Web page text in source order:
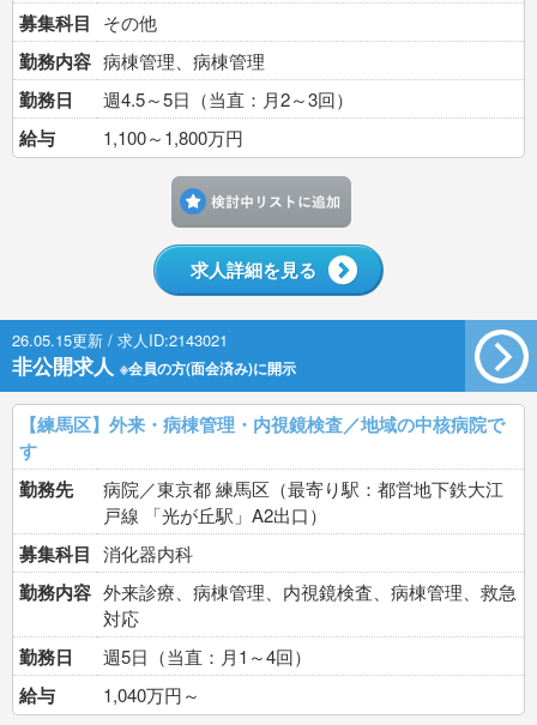
募集科目 その他
勤務内容 病棟管理、病棟管理
勤務日 週4.5～5日（当直：月2～3回）
給与 1,100～1,800万円
求人詳細を見る
26.05.15更新 / 求人ID:2143021
非公開求人 ※会員の方(面会済み)に開示
【練馬区】外来・病棟管理・内視鏡検査／地域の中核病院で
す
勤務先
病院／東京都 練馬区（最寄り駅：都営地下鉄大江
戸線 「光が丘駅」A2出口）
募集科目 消化器内科
勤務内容 外来診療、病棟管理、内視鏡検査、病棟管理、救急
対応
勤務日 週5日（当直：月1～4回）
給与 1,040万円～